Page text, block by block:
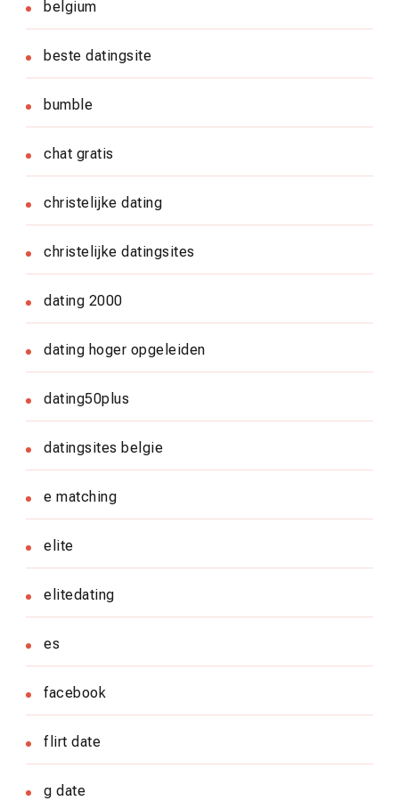
belgium
beste datingsite
bumble
chat gratis
christelijke dating
christelijke datingsites
dating 2000
dating hoger opgeleiden
dating50plus
datingsites belgie
e matching
elite
elitedating
es
facebook
flirt date
g date